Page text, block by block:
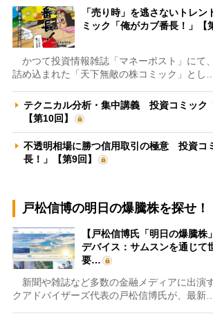
「売り時」を逃さないトレ
ミック「俺がカブ番長！」【
かつて投資情報雑誌「マネーポスト」にて
詰め込まれた「天下無敵の株コミック」とし…
テクニカル分析・集中講義 投資コミック
【第10回】
不透明相場に勝つ信用取引の極意 投資コ
長！」【第9回】
戸松信博の明日の爆騰株を探せ！
【戸松信博氏「明日の爆騰
デバイス：サムスンを通じて
要…
新聞や雑誌など多数の金融メディアに出演
クアドバイザーズ代表の戸松信博氏が、最新…